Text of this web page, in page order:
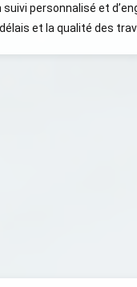
suivi personnalisé et
et la qualité des